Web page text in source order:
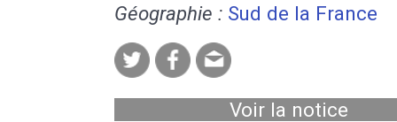
Géographie : Sud de la France
Voir la notice